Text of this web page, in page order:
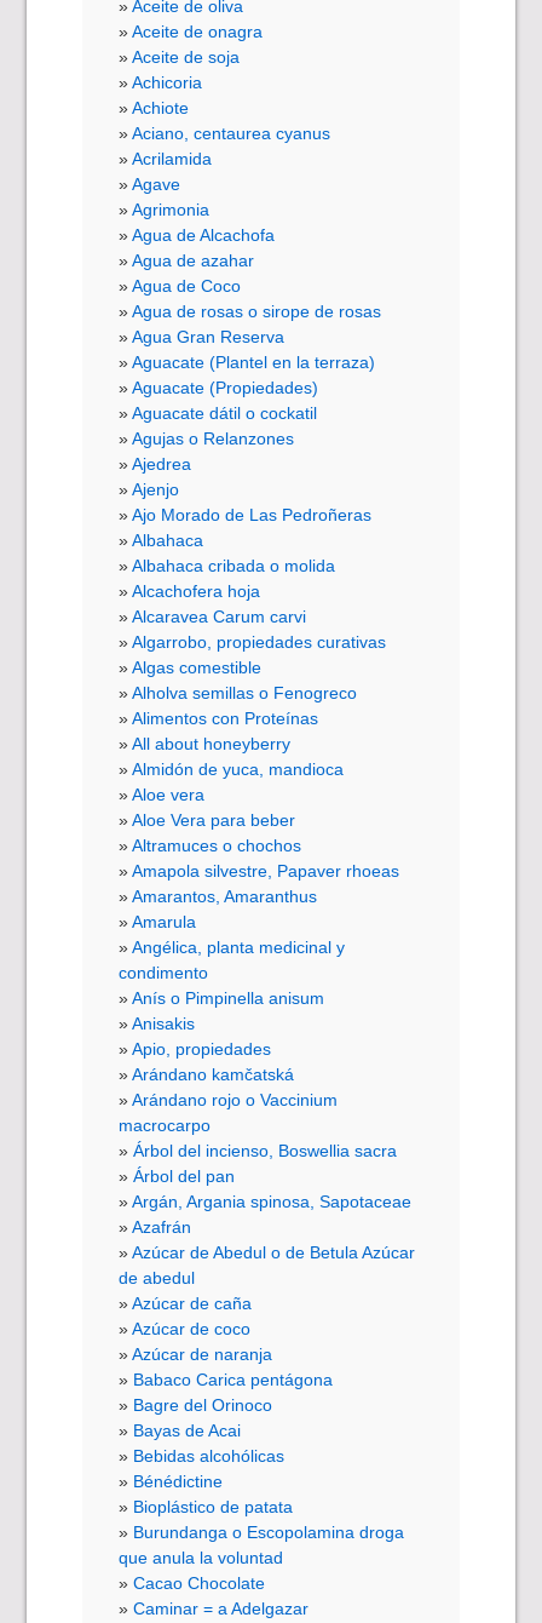
Aceite de oliva
Aceite de onagra
Aceite de soja
Achicoria
Achiote
Aciano, centaurea cyanus
Acrilamida
Agave
Agrimonia
Agua de Alcachofa
Agua de azahar
Agua de Coco
Agua de rosas o sirope de rosas
Agua Gran Reserva
Aguacate (Plantel en la terraza)
Aguacate (Propiedades)
Aguacate dátil o cockatil
Agujas o Relanzones
Ajedrea
Ajenjo
Ajo Morado de Las Pedroñeras
Albahaca
Albahaca cribada o molida
Alcachofera hoja
Alcaravea Carum carvi
Algarrobo, propiedades curativas
Algas comestible
Alholva semillas o Fenogreco
Alimentos con Proteínas
All about honeyberry
Almidón de yuca, mandioca
Aloe vera
Aloe Vera para beber
Altramuces o chochos
Amapola silvestre, Papaver rhoeas
Amarantos, Amaranthus
Amarula
Angélica, planta medicinal y
condimento
Anís o Pimpinella anisum
Anisakis
Apio, propiedades
Arándano kamčatská
Arándano rojo o Vaccinium
macrocarpo
Árbol del incienso, Boswellia sacra
Árbol del pan
Argán, Argania spinosa, Sapotaceae
Azafrán
Azúcar de Abedul o de Betula Azúcar
de abedul
Azúcar de caña
Azúcar de coco
Azúcar de naranja
Babaco Carica pentágona
Bagre del Orinoco
Bayas de Acai
Bebidas alcohólicas
Bénédictine
Bioplástico de patata
Burundanga o Escopolamina droga
que anula la voluntad
Cacao Chocolate
Caminar = a Adelgazar